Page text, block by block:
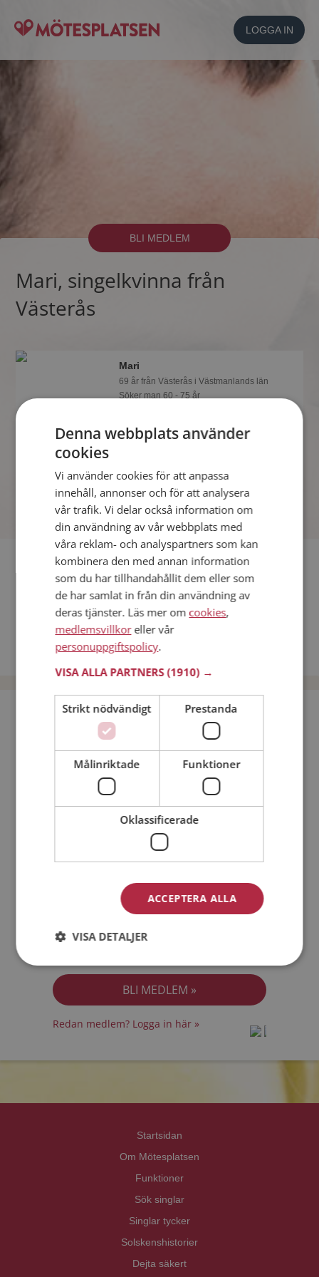
LOGGA IN
BLI MEDLEM
Mari, singelkvinna från
Västerås
Mari
69 år från Västerås i Västmanlands län
Söker man 60 - 75 år
Mötesplatsen och se om Mari är
tankspridd eller händig! Det är enklare
Fler singlar
Fler singelkvinnor från Västerås:Birgitta,Anette,Isabelle
Män från Västerås
Dejta kvinnor i Sverige
Dejta män i Sverige
Bli medlem utan kostnad!
Jag är en: Man Kvinna
Min ålder:
Jag accepterarMedlemsvillkoren
Redan medlem? Logga in här »
Startsidan
Om Mötesplatsen
Funktioner
Sök singlar
Singlar tycker
Solskenshistorier
Dejta säkert
Denna webbplats använder
cookies
Vi använder cookies för att anpassa
innehåll, annonser och för att analysera
vår trafik. Vi delar också information om
din användning av vår webbplats med
våra reklam- och analyspartners som kan
kombinera den med annan information
som du har tillhandahållit dem eller som
de har samlat in från din användning av
deras tjänster. Läs mer om cookies,
medlemsvillkoreller vår
personuppgiftspolicy.
VISA ALLA PARTNERS(1910) →
Strikt nödvändigt Prestanda
Målinriktade Funktioner
Oklassificerade
ACCEPTERA ALLA
VISA DETALJER